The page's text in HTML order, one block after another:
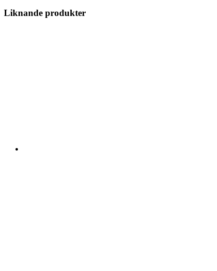
Liknande produkter